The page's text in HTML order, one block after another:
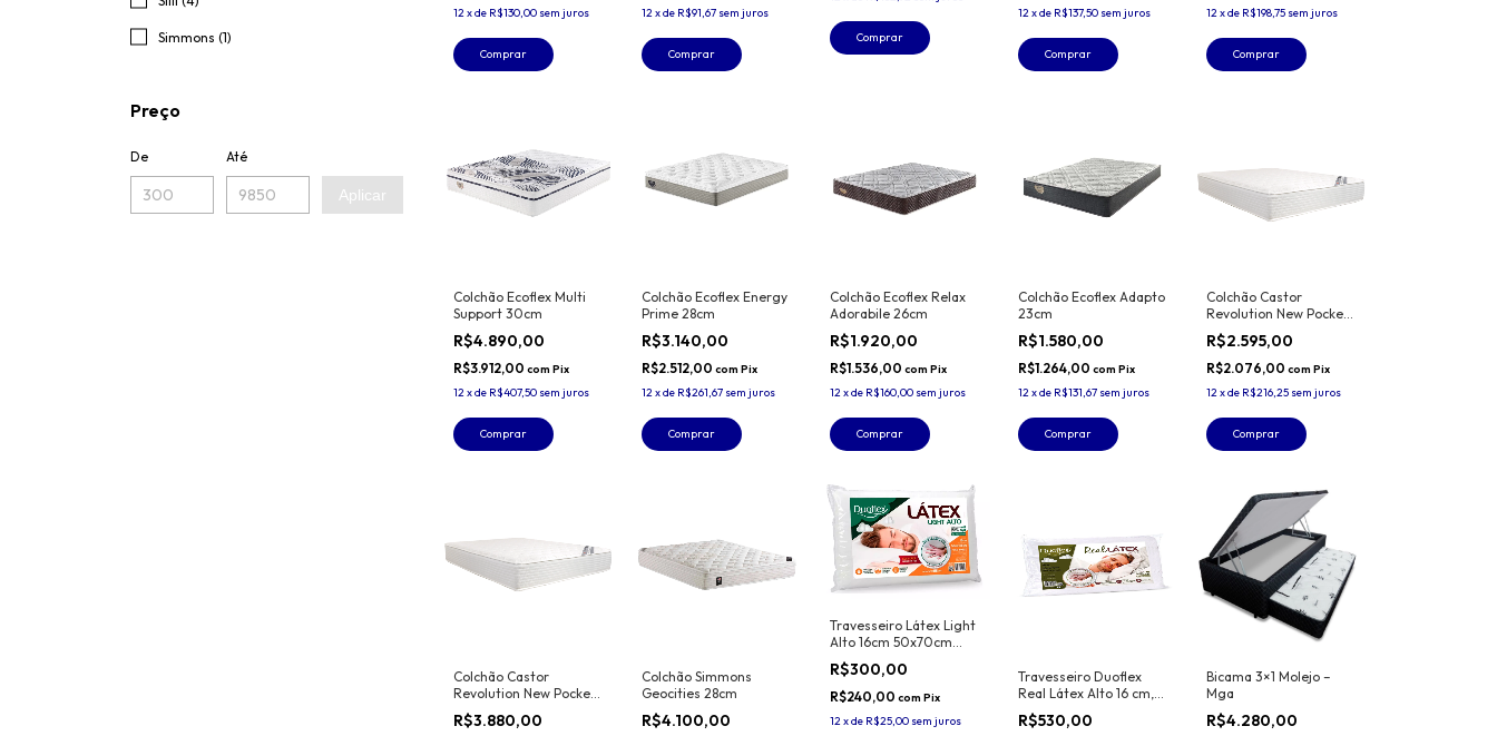
Simmons (1)
Preço
De Até
Aplicar
12xde R$130,00 sem juros
Comprar
12xde R$91,67 sem juros
Comprar
Comprar
12xde R$137,50 sem juros
Comprar
12xde R$198,75 sem juros
Comprar
Colchão Ecoflex Multi
Support 30cm
R$4.890,00
R$3.912,00 com Pix
12xde R$407,50 sem juros
Comprar
Colchão Ecoflex Energy
Prime 28cm
R$3.140,00
R$2.512,00 com Pix
12xde R$261,67 sem juros
Comprar
Colchão Ecoflex Relax
Adorabile 26cm
R$1.920,00
R$1.536,00 com Pix
12xde R$160,00 sem juros
Comprar
Colchão Ecoflex Adapto
23cm
R$1.580,00
R$1.264,00 com Pix
12xde R$131,67 sem juros
Comprar
Colchão Castor
Revolution New Pocket
Double Face 30cm
R$2.595,00
R$2.076,00 com Pix
12xde R$216,25 sem juros
Comprar
Colchão Castor
Revolution New Pocket
One Face 27cm
R$3.880,00
Colchão Simmons
Geocities 28cm
R$4.100,00
Travesseiro Látex Light
Alto 16cm 50x70cm
Duoflex
R$300,00
R$240,00 com Pix
12xde R$25,00 sem juros
Travesseiro Duoflex
Real Látex Alto 16 cm,
Branco, para fronha 50
x 70 cm
R$530,00
Bicama 3×1 Molejo –
Mga
R$4.280,00